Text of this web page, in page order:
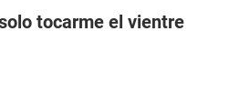
tocarme el vientre